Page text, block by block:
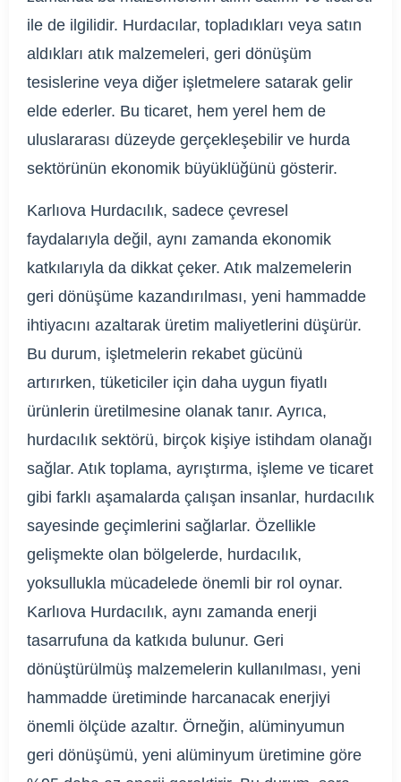
ile de ilgilidir. Hurdacılar, topladıkları veya satın
aldıkları atık malzemeleri, geri dönüşüm
tesislerine veya diğer işletmelere satarak gelir
elde ederler. Bu ticaret, hem yerel hem de
uluslararası düzeyde gerçekleşebilir ve hurda
sektörünün ekonomik büyüklüğünü gösterir.
Karlıova Hurdacılık, sadece çevresel
faydalarıyla değil, aynı zamanda ekonomik
katkılarıyla da dikkat çeker. Atık malzemelerin
geri dönüşüme kazandırılması, yeni hammadde
ihtiyacını azaltarak üretim maliyetlerini düşürür.
Bu durum, işletmelerin rekabet gücünü
artırırken, tüketiciler için daha uygun fiyatlı
ürünlerin üretilmesine olanak tanır. Ayrıca,
hurdacılık sektörü, birçok kişiye istihdam olanağı
sağlar. Atık toplama, ayrıştırma, işleme ve ticaret
gibi farklı aşamalarda çalışan insanlar, hurdacılık
sayesinde geçimlerini sağlarlar. Özellikle
gelişmekte olan bölgelerde, hurdacılık,
yoksullukla mücadelede önemli bir rol oynar.
Karlıova Hurdacılık, aynı zamanda enerji
tasarrufuna da katkıda bulunur. Geri
dönüştürülmüş malzemelerin kullanılması, yeni
hammadde üretiminde harcanacak enerjiyi
önemli ölçüde azaltır. Örneğin, alüminyumun
geri dönüşümü, yeni alüminyum üretimine göre